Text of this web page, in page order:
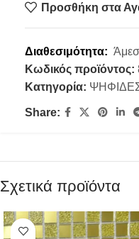
Προσθήκη στα
Διαθεσιμότητα:
Κωδικός προϊόντος:
Κατηγορία:
Share:
Σχετικά προϊόντα